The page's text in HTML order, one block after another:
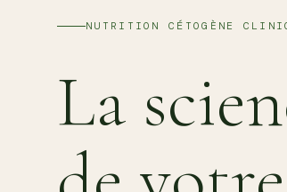
NUTRITION CÉTOGÈNE
La